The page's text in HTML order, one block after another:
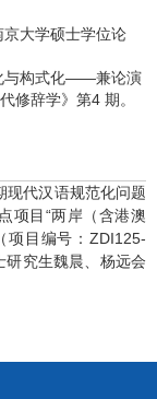
大学硕士学位论
与构式化——兼论演
修辞学》第4 期。
现代汉语规范化问题
项目“两岸（含港澳
项目编号：ZDI125-
研究生魏晨、杨远会